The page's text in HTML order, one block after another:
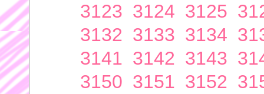
3123 3124 3125
3132 3133 3134
3141 3142 3143
3150 3151 3152